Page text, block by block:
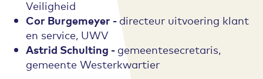
Veiligheid
Cor Burgemeyer - directeur uitvoering klant
en service, UWV
Astrid Schulting - gemeentesecretaris,
gemeente Westerkwartier